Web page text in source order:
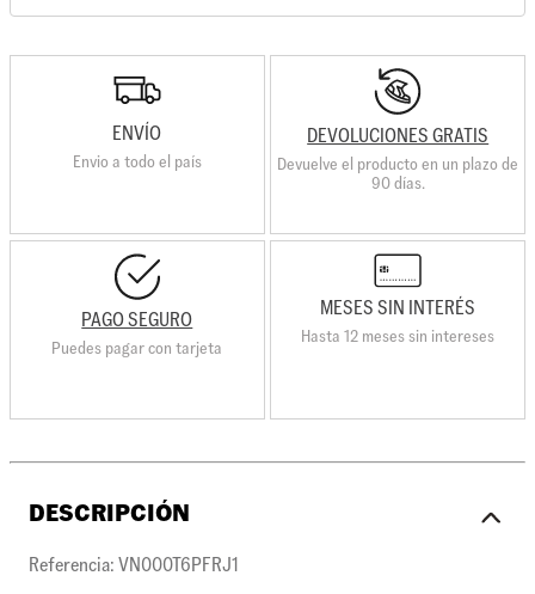
ENVÍO
Envio a todo el país
DEVOLUCIONES GRATIS
Devuelve el producto en un plazo de
90 días.
PAGO SEGURO
Puedes pagar con tarjeta
MESES SIN INTERÉS
Hasta 12 meses sin intereses
DESCRIPCIÓN
Referencia: VN000T6PFRJ1